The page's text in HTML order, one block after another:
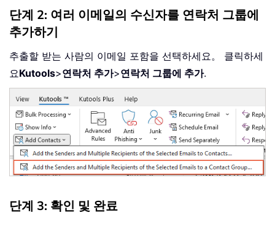
단계 2: 여러 이메일의 수신자를 연락처 그룹에
추가하기
추출할 받는 사람의 이메일 포함을 선택하세요。 클릭하세
요Kutools>연락처 추가>연락처 그룹에 추가.
단계 3: 확인 및 완료